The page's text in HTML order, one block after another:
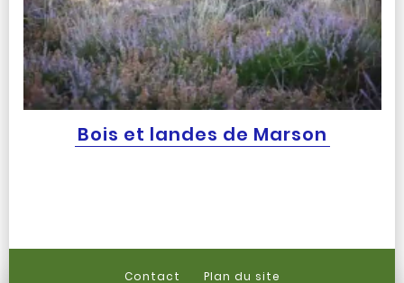
Bois et landes de Marson
Contact Plan du site